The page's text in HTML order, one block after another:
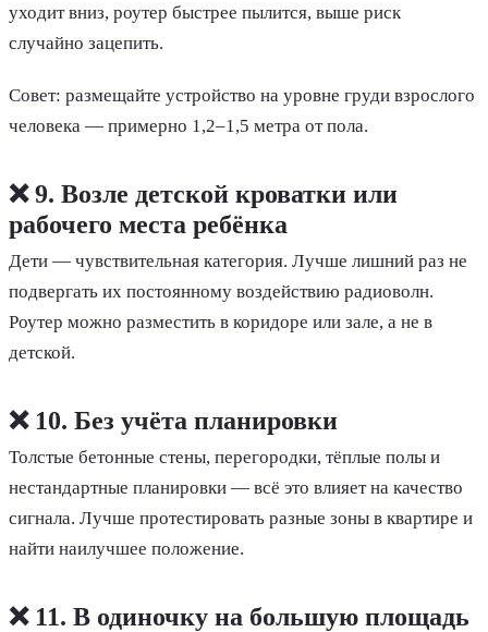
уходит вниз, роутер быстрее пылится, выше риск
случайно зацепить.
Совет: размещайте устройство на уровне груди взрослого
человека — примерно 1,2–1,5 метра от пола.
❌ 9. Возле детской кроватки или
рабочего места ребёнка
Дети — чувствительная категория. Лучше лишний раз не
подвергать их постоянному воздействию радиоволн.
Роутер можно разместить в коридоре или зале, а не в
детской.
❌ 10. Без учёта планировки
Толстые бетонные стены, перегородки, тёплые полы и
нестандартные планировки — всё это влияет на качество
сигнала. Лучше протестировать разные зоны в квартире и
найти наилучшее положение.
❌ 11. В одиночку на большую площадь